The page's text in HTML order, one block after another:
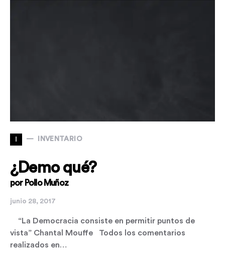
I INVENTARIO
¿Demo qué?
por Pollo Muñoz
junio 28, 2017
“La Democracia consiste en permitir puntos de
vista” Chantal Mouffe Todos los comentarios
realizados en…